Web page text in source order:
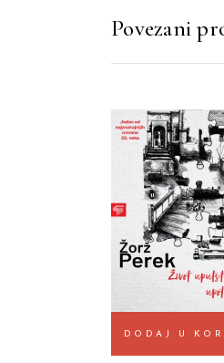
Povezani
DODAJ U